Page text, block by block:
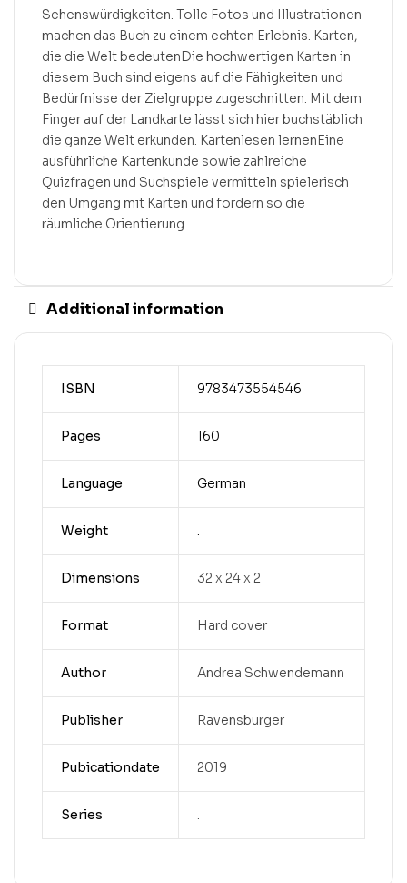
Sehenswürdigkeiten. Tolle Fotos und Illustrationen
machen das Buch zu einem echten Erlebnis. Karten,
die die Welt bedeutenDie hochwertigen Karten in
diesem Buch sind eigens auf die Fähigkeiten und
Bedürfnisse der Zielgruppe zugeschnitten. Mit dem
Finger auf der Landkarte lässt sich hier buchstäblich
die ganze Welt erkunden. Kartenlesen lernenEine
ausführliche Kartenkunde sowie zahlreiche
Quizfragen und Suchspiele vermitteln spielerisch
den Umgang mit Karten und fördern so die
räumliche Orientierung.
Additional information
ISBN 9783473554546
Pages 160
Language German
Weight .
Dimensions 32 x 24 x 2
Format Hard cover
Author Andrea Schwendemann
Publisher Ravensburger
Pubicationdate 2019
Series .